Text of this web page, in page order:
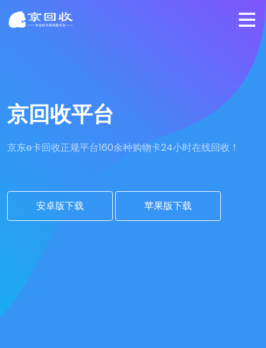
京回收平台
京东e卡回收正规平台160余种购物卡24小时在线回收！
安卓版下载 苹果版下载